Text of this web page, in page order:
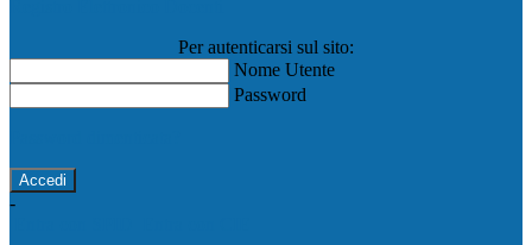
Per autenticarsi sul sito:
Nome Utente
Password
-